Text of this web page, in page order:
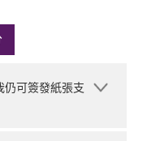
仍可簽發紙張支